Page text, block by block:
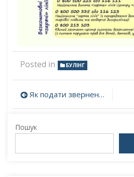
Posted in БУЛІНГ
Навігація
записів
Як подати звернення до управління ДСЯО у Сумській області
Пошук